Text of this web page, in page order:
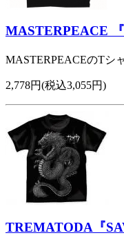
MASTERPEACE
MASTERPEACEのTシ
2,778円(税込3,055円)
TREMATODA『